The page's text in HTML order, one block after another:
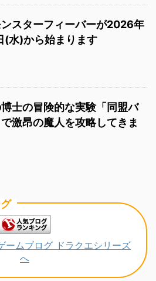
スターフィーバーが2026年
(水)から始まります
士の冒険的な実験「同盟バ
で激昂の魔人を攻略してきま